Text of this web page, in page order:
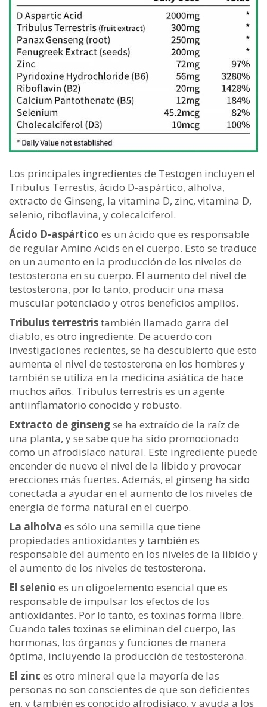
Los principales ingredientes de Testogen incluyen el
Tribulus Terrestis, ácido D-aspártico, alholva,
extracto de Ginseng, la vitamina D, zinc, vitamina D,
selenio, riboflavina, y colecalciferol.
Ácido D-aspártico es un ácido que es responsable
de regular Amino Acids en el cuerpo. Esto se traduce
en un aumento en la producción de los niveles de
testosterona en su cuerpo. El aumento del nivel de
testosterona, por lo tanto, producir una masa
muscular potenciado y otros beneficios amplios.
Tribulus terrestristambién llamado garra del
diablo, es otro ingrediente. De acuerdo con
investigaciones recientes, se ha descubierto que esto
aumenta el nivel de testosterona en los hombres y
también se utiliza en la medicina asiática de hace
muchos años. Tribulus terrestris es un agente
antiinflamatorio conocido y robusto.
Extracto de ginsengse ha extraído de la raíz de
una planta, y se sabe que ha sido promocionado
como un afrodisíaco natural. Este ingrediente puede
encender de nuevo el nivel de la libido y provocar
erecciones más fuertes. Además, el ginseng ha sido
conectada a ayudar en el aumento de los niveles de
energía de forma natural en el cuerpo.
La alholva es sólo una semilla que tiene
propiedades antioxidantes y también es
responsable del aumento en los niveles de la libido y
el aumento de los niveles de testosterona.
El selenio es un oligoelemento esencial que es
responsable de impulsar los efectos de los
antioxidantes. Por lo tanto, es toxinas forma libre.
Cuando tales toxinas se eliminan del cuerpo, las
hormonas, los órganos y funciones de manera
óptima, incluyendo la producción de testosterona.
El zinc es otro mineral que la mayoría de las
personas no son conscientes de que son deficientes
en, y también es conocido afrodisíaco, y ayuda a los